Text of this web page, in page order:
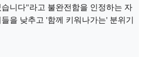
니다"라고 불완전함을 인정하는 자
을 낮추고 '함께 키워나가는' 분위기